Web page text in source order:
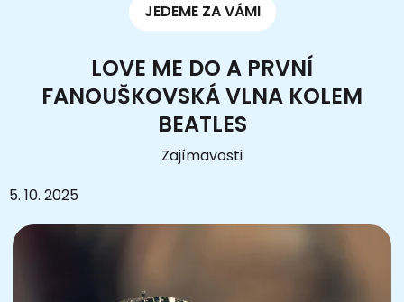
JEDEME ZA VÁMI
LOVE ME DO A PRVNÍ
FANOUŠKOVSKÁ VLNA KOLEM
BEATLES
Zajímavosti
5. 10. 2025